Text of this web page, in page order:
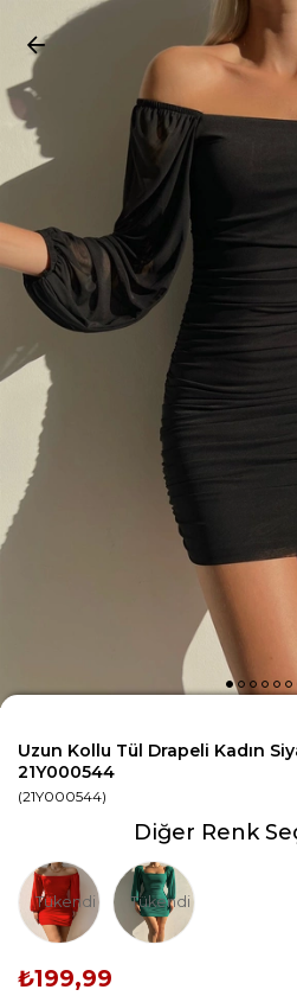
Uzun Kollu Tül Drapeli Kadın
21Y000544
(21Y000544)
Diğer Renk
Tükendi Tükendi
₺199,99